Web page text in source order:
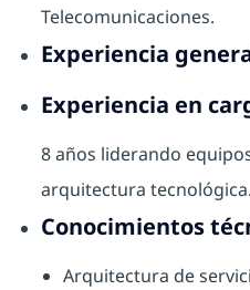
Telecomunicaciones.
Experiencia
Experiencia en
8 años liderando
arquitectura tecnológica.
Conocimientos
Arquitectura de